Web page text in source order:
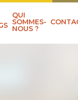
QUI
SOMMES-
NOUS ?